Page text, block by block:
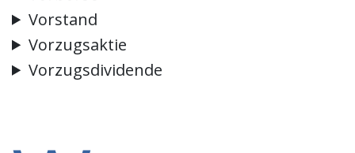
Vorstand
Vorzugsaktie
Vorzugsdividende